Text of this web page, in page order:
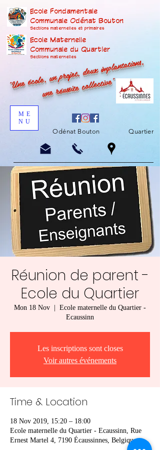
Ecole Fondamentale
Communale Odénat Bouton
Sections maternelles et primaires
Ecole Maternelle
Communale du Quartier
Sections maternelles
"Une école, un projet, deux implantations,
une réussite collective"
ME
NU
Odénat Bouton Quartier
Réunion de parent -
Ecole du Quartier
Mon 18 Nov
Ecole maternelle du Quartier -
Ecaussinn
Les inscriptions sont closes
Voir autres événements
Time & Location
18 Nov 2019, 15:20 – 18:00
Ecole maternelle du Quartier - Ecaussinn, Rue
Ernest Martel 4, 7190 Écaussinnes, Belgique